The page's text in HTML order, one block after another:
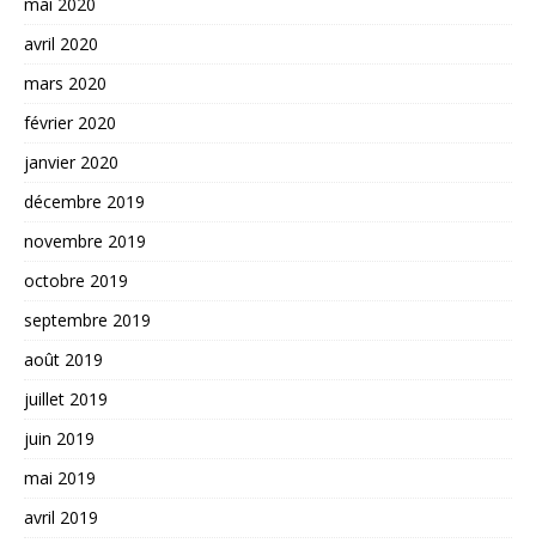
avril 2020
mars 2020
février 2020
janvier 2020
décembre 2019
novembre 2019
octobre 2019
septembre 2019
août 2019
juillet 2019
juin 2019
mai 2019
avril 2019